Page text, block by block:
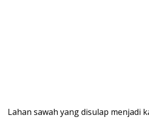
Lahan sawah yang disulap menjadi